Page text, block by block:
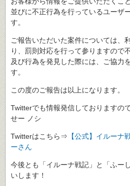
並びに不正行為を行っているユーザ
す。
ご報告いただいた案件については、
り、罰則対応を行って参りますので
及び行為を発見した際には、ご協力
す。
この度のご報告は以上になります。
Twitterでも情報発信しておりますの
せー ノシ
Twitterはこちら⇒ 【公式】イルーナ
ーさん
今後とも「イルーナ戦記」と「ふー
いします！